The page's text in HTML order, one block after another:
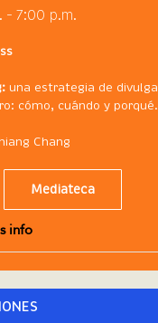
– 7:00 p.m.
una estrategia de
cómo, cuándo y porqué.
Chang
Mediateca
info